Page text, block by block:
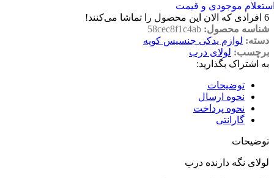
موجودی و قیمت
6 افرادی که الان این محصول را تماشا می‌کنند!
شناسه محصول: 58cec8f1c4ab
دسته: لوازم یدکی جنسیس کوپه
برچسب: لولای درب
به اشتراک بگذارید:
توضیحات
نحوه ارسال
نحوه پرداخت
گارانتی
توضیحات
لولای نگه دارنده درب